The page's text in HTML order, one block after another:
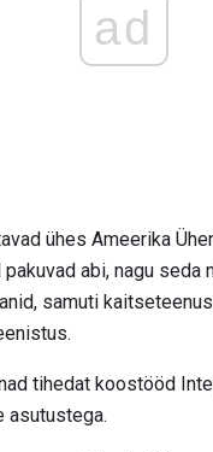
ad
ühes Ameerika
abi, nagu seda
samuti
tihedat koostööd
asutustega.